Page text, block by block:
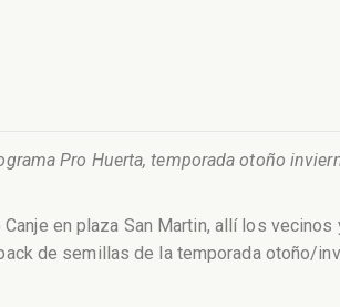
Pro Huerta, temporada otoño
en plaza San Martin, allí los vecinos
de semillas de la temporada otoño/